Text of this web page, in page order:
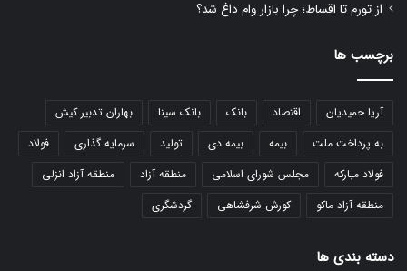
از تورم تا اقساط؛ چرا بازار وام داغ شد؟
برچسب ها
آریا حمیدیان اقتصاد بانک بانک سینا
بهاران تدبیر کیش
به پرداخت ملت
بیمه بیمه دی تولید سرمایه گذاری
فولاد
فولاد مبارکه
مجلس شورای اسلامی منطقه آزاد
منطقه آزاد انزلی
منطقه آزاد ماکو
کورش شرفشاهی گردشگری
دسته بندی ها